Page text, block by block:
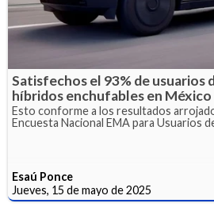
Satisfechos el 93% de usuarios
híbridos enchufables en México
Esto conforme a los resultados
Encuesta Nacional EMA para Usuarios
Esaú Ponce
Jueves, 15 de mayo de 2025